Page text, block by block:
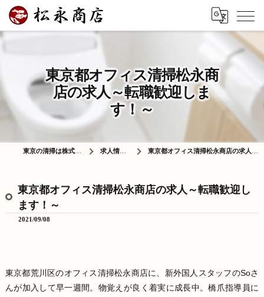
東京都オフィス清掃松永商
店の求人～転職歓迎しま
す！～
東京の清掃は株式会社松永商店 求人情報ブログ 東京都オフィス清掃松永商店の求人～転職歓迎します！～
東京都オフィス清掃松永商店の求人～転職歓迎し
ます！～
2021/09/08
東京都荒川区のオフィス清掃松永商店に、新外国人スタッフのSoさ
んが加入して早一週間。物覚えが良く着実に成長中。橋爪指導員に